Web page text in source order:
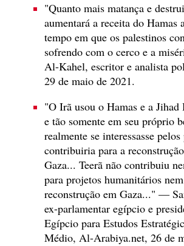
"Quanto mais matança e
aumentará a receita do Hamas
tempo em que os palestinos
sofrendo com o cerco e a
Al-Kahel, escritor e analista
29 de maio de 2021.
"O Irã usou o Hamas e a Jihad
e tão somente em seu próprio
realmente se interessasse
contribuiria para a
Gaza... Teerã não contribuiu
para projetos humanitários
reconstrução em Gaza..." —
ex-parlamentar egípcio e
Egípcio para Estudos
Médio, Al-Arabiya.net, 26 de